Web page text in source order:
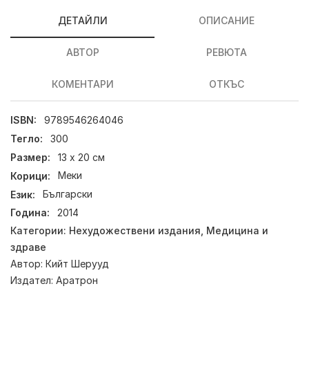
ДЕТАЙЛИ ОПИСАНИЕ
АВТОР РЕВЮТА
КОМЕНТАРИ ОТКЪС
ISBN:
9789546264046
Тегло:
300
Размер:
13 х 20 см
Корици:
Меки
Език:
Български
Година:
2014
Категории: Нехудожествени издания Медицина и
здраве
Автор: Кийт Шерууд
Издател: Аратрон